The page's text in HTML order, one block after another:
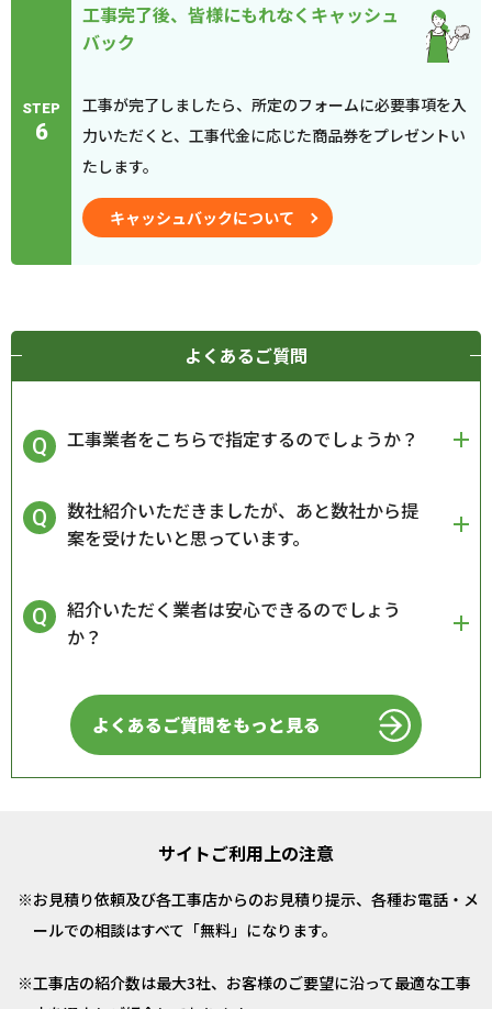
STEP
6
工事完了後、皆様にもれなくキャッシュ
バック
工事が完了しましたら、所定のフォームに必要事項を入
力いただくと、工事代金に応じた商品券をプレゼントい
たします。
キャッシュバックについて
よくあるご質問
工事業者をこちらで指定するのでしょうか？
数社紹介いただきましたが、あと数社から提
案を受けたいと思っています。
紹介いただく業者は安心できるのでしょう
か？
よくあるご質問をもっと見る
サイトご利用上の注意
お見積り依頼及び各工事店からのお見積り提示、各種お電話・メ
ールでの相談はすべて「無料」になります。
工事店の紹介数は最大3社、お客様のご要望に沿って最適な工事